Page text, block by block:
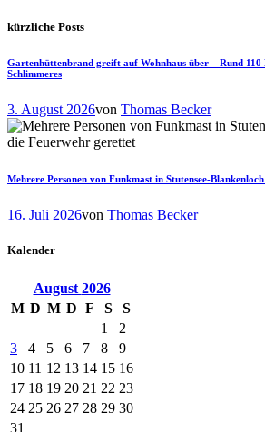
kürzliche Posts
Gartenhüttenbrand greift auf Wohnhaus über – Rund
Schlimmeres
3. August 2026von Thomas Becker
Mehrere Personen von Funkmast in Stutensee-
16. Juli 2026von Thomas Becker
Kalender
August 2026
M D M D F S
S
1
2
3
4 5 6 7 8
9
10 11 12 13 14 15 16
17 18 19 20 21 22 23
24 25 26 27 28 29 30
31